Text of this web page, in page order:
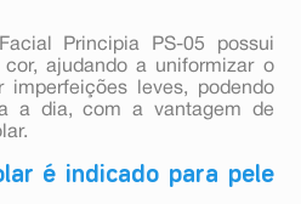
Principia PS-05 possui
ajudando a uniformizar o
leves, podendo
a dia, com a vantagem de
é indicado para pele